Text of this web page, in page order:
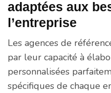
adaptées aux
l’entreprise
Les agences de
par leur capacité à
personnalisées
spécifiques de chaque